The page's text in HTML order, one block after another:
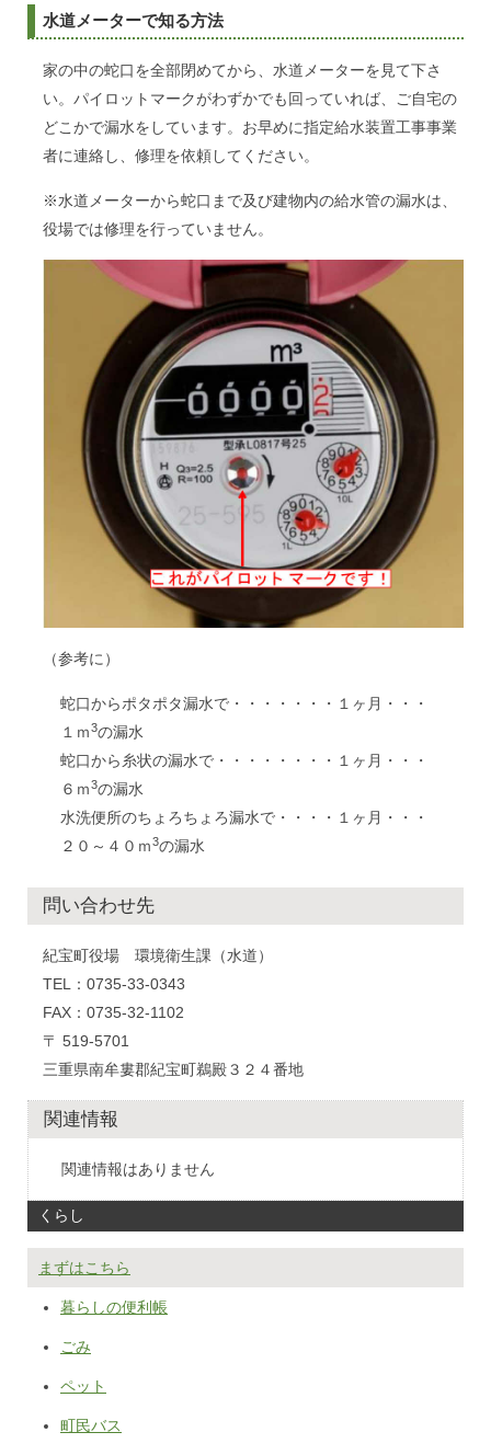
水道メーターで知る方法
家の中の蛇口を全部閉めてから、水道メーターを見て下さ
い。パイロットマークがわずかでも回っていれば、ご自宅の
どこかで漏水をしています。お早めに指定給水装置工事事業
者に連絡し、修理を依頼してください。
※水道メーターから蛇口まで及び建物内の給水管の漏水は、
役場では修理を行っていません。
（参考に）
蛇口からポタポタ漏水で・・・・・・・１ヶ月・・・
１ｍ3の漏水
蛇口から糸状の漏水で・・・・・・・・１ヶ月・・・
６ｍ3の漏水
水洗便所のちょろちょろ漏水で・・・・１ヶ月・・・
２０～４０ｍ3の漏水
問い合わせ先
紀宝町役場 環境衛生課（水道）
TEL：0735-33-0343
FAX：0735-32-1102
〒 519-5701
三重県南牟婁郡紀宝町鵜殿３２４番地
関連情報
関連情報はありません
くらし
まずはこちら
暮らしの便利帳
ごみ
ペット
町民バス